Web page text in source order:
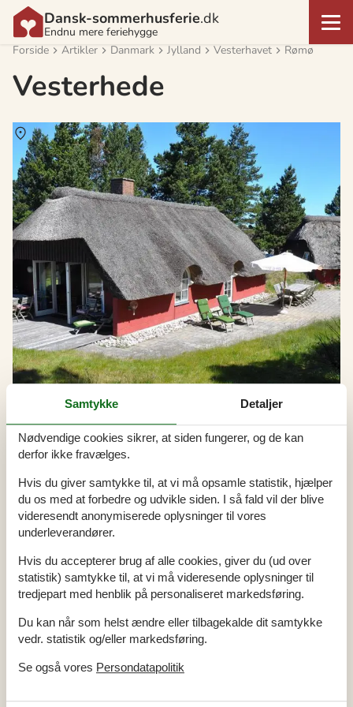
Dansk-sommerhusferie.dk
Endnu mere feriehygge
Forside
Artikler Danmark Jylland Vesterhavet Rømø
Vesterhede
Udlejning af sommerhuse i Vesterhede
I Vesterhede kan I nyde en afslappende sommerhusferie, fyldt
med hygge og ro. De skønne naturoplevelser i området, med
frodige skove og klare søer, vil helt sikkert give jer en
uforglemmelig ferie.
Om Vesterhede
Artikeltyper
Alle
Artikler
Geografier
Alle
Samtykke Detaljer
Nødvendige cookies sikrer, at siden fungerer, og de kan
derfor ikke fravælges.
Hvis du giver samtykke til, at vi må opsamle statistik, hjælper
du os med at forbedre og udvikle siden. I så fald vil der blive
videresendt anonymiserede oplysninger til vores
underleverandører.
Hvis du accepterer brug af alle cookies, giver du (ud over
statistik) samtykke til, at vi må videresende oplysninger til
tredjepart med henblik på personaliseret markedsføring.
Du kan når som helst ændre eller tilbagekalde dit samtykke
vedr. statistik og/eller markedsføring.
Se også vores Persondatapolitik